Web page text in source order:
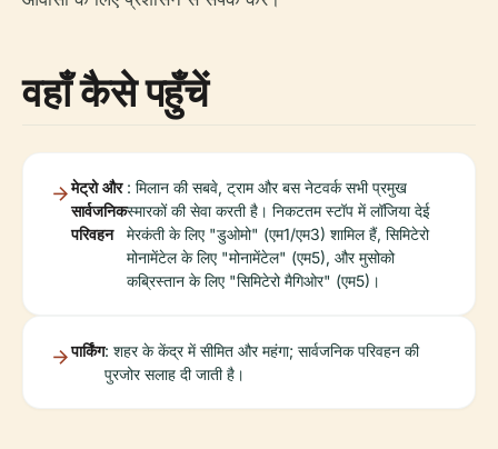
वहाँ कैसे पहुँचें
मेट्रो और
सार्वजनिक
परिवहन
: मिलान की सबवे, ट्राम और बस नेटवर्क सभी प्रमुख
स्मारकों की सेवा करती है। निकटतम स्टॉप में लॉजिया देई
मेरकंती के लिए "डुओमो" (एम1/एम3) शामिल हैं, सिमिटेरो
मोनामेंटेल के लिए "मोनामेंटेल" (एम5), और मुसोको
कब्रिस्तान के लिए "सिमिटेरो मैगिओर" (एम5)।
पार्किंग: शहर के केंद्र में सीमित और महंगा; सार्वजनिक परिवहन की
पुरजोर सलाह दी जाती है।